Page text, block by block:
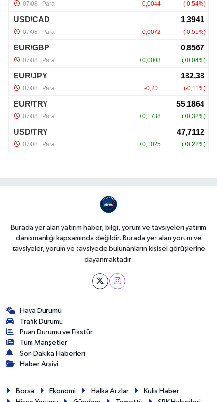
Burada yer alan yatırım haber, bilgi, yorum ve tavsiyeleri yatırım
danışmanlığı kapsamında değildir. Burada yer alan yorum ve
tavsiyeler, yorum ve tavsiyede bulunanların kişisel görüşlerine
dayanmaktadır.
Hava Durumu
Trafik Durumu
Puan Durumu ve Fikstür
Tüm Manşetler
Son Dakika Haberleri
Haber Arşivi
Borsa Ekonomi Halka Arzlar
Kulis Haber